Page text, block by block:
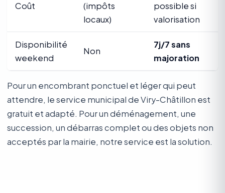
Coût
(impôts
locaux)
possible si
valorisation
Disponibilité
weekend
Non
7j/7 sans
majoration
Pour un encombrant ponctuel et léger qui peut
attendre, le service municipal de Viry-Châtillon est
gratuit et adapté. Pour un déménagement, une
succession, un débarras complet ou des objets non
acceptés par la mairie, notre service est la solution.